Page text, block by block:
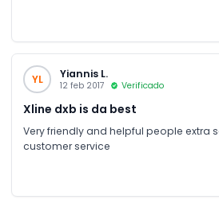
YL Yiannis L.
12 feb 2017 Verificado
Xline dxb is da best
Very friendly and helpful people extra
customer service